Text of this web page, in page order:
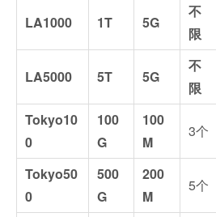
LA1000 1T 5G
不
限
LA5000 5T 5G
不
限
Tokyo10
0
100
G
100
M
3个
Tokyo50
0
500
G
200
M
5个